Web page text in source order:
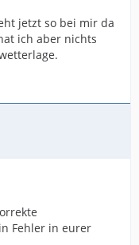
jetzt so bei mir da
ich aber nichts
Fehler in eurer